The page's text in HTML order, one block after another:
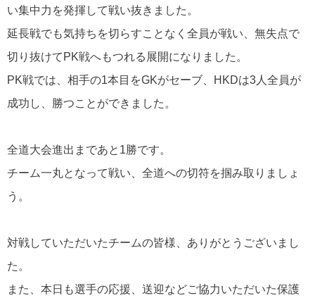
い集中力を発揮して戦い抜きました。
延長戦でも気持ちを切らすことなく全員が戦い、無失点で
切り抜けてPK戦へもつれる展開になりました。
PK戦では、相手の1本目をGKがセーブ、HKDは3人全員が
成功し、勝つことができました。
全道大会進出まであと1勝です。
チーム一丸となって戦い、全道への切符を掴み取りましょ
う。
対戦していただいたチームの皆様、ありがとうございまし
た。
また、本日も選手の応援、送迎などご協力いただいた保護